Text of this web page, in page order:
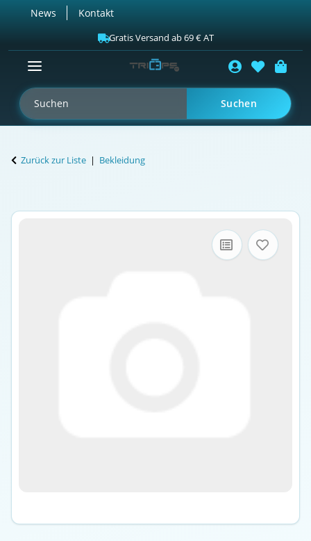
News Kontakt
Gratis Versand ab 69 € AT
Suchen
Zurück zur Liste Bekleidung